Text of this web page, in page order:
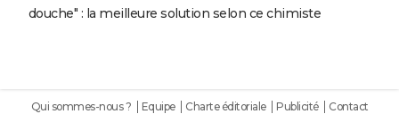
douche" : la meilleure solution selon ce chimiste
Qui sommes-nous ? Equipe Charte éditoriale Publicité
Contact